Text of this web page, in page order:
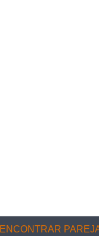
ENCONTRAR